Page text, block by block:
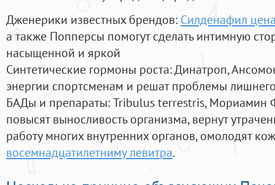
Дженерики известных брендов: Силденафил
а также Попперсы помогут сделать интимную
насыщенной и яркой
Синтетические гормоны роста: Динатроп,
энергии спортсменам и решат проблемы
БАДы и препараты:Tribulus terrestris, Мориамин
повысят выносливость организма, вернут
работу многих внутренних органов, омолодят
восемнадцатилетниму левитра.